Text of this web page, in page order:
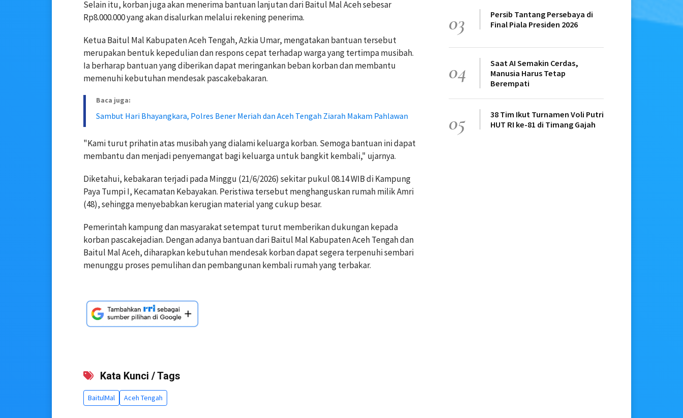
Selain itu, korban juga akan menerima bantuan lanjutan dari Baitul Mal Aceh sebesar
Rp8.000.000 yang akan disalurkan melalui rekening penerima.
Ketua Baitul Mal Kabupaten Aceh Tengah, Azkia Umar, mengatakan bantuan tersebut
merupakan bentuk kepedulian dan respons cepat terhadap warga yang tertimpa musibah.
Ia berharap bantuan yang diberikan dapat meringankan beban korban dan membantu
memenuhi kebutuhan mendesak pascakebakaran.
Baca juga:
Sambut Hari Bhayangkara, Polres Bener Meriah dan Aceh Tengah Ziarah Makam Pahlawan
"Kami turut prihatin atas musibah yang dialami keluarga korban. Semoga bantuan ini dapat
membantu dan menjadi penyemangat bagi keluarga untuk bangkit kembali," ujarnya.
Diketahui, kebakaran terjadi pada Minggu (21/6/2026) sekitar pukul 08.14 WIB di Kampung
Paya Tumpi I, Kecamatan Kebayakan. Peristiwa tersebut menghanguskan rumah milik Amri
(48), sehingga menyebabkan kerugian material yang cukup besar.
Pemerintah kampung dan masyarakat setempat turut memberikan dukungan kepada
korban pascakejadian. Dengan adanya bantuan dari Baitul Mal Kabupaten Aceh Tengah dan
Baitul Mal Aceh, diharapkan kebutuhan mendesak korban dapat segera terpenuhi sembari
menunggu proses pemulihan dan pembangunan kembali rumah yang terbakar.
Kata Kunci / Tags
BaitulMal Aceh Tengah
03
Persib Tantang Persebaya di
Final Piala Presiden 2026
04
Saat AI Semakin Cerdas,
Manusia Harus Tetap
Berempati
05
38 Tim Ikut Turnamen Voli Putri
HUT RI ke-81 di Timang Gajah